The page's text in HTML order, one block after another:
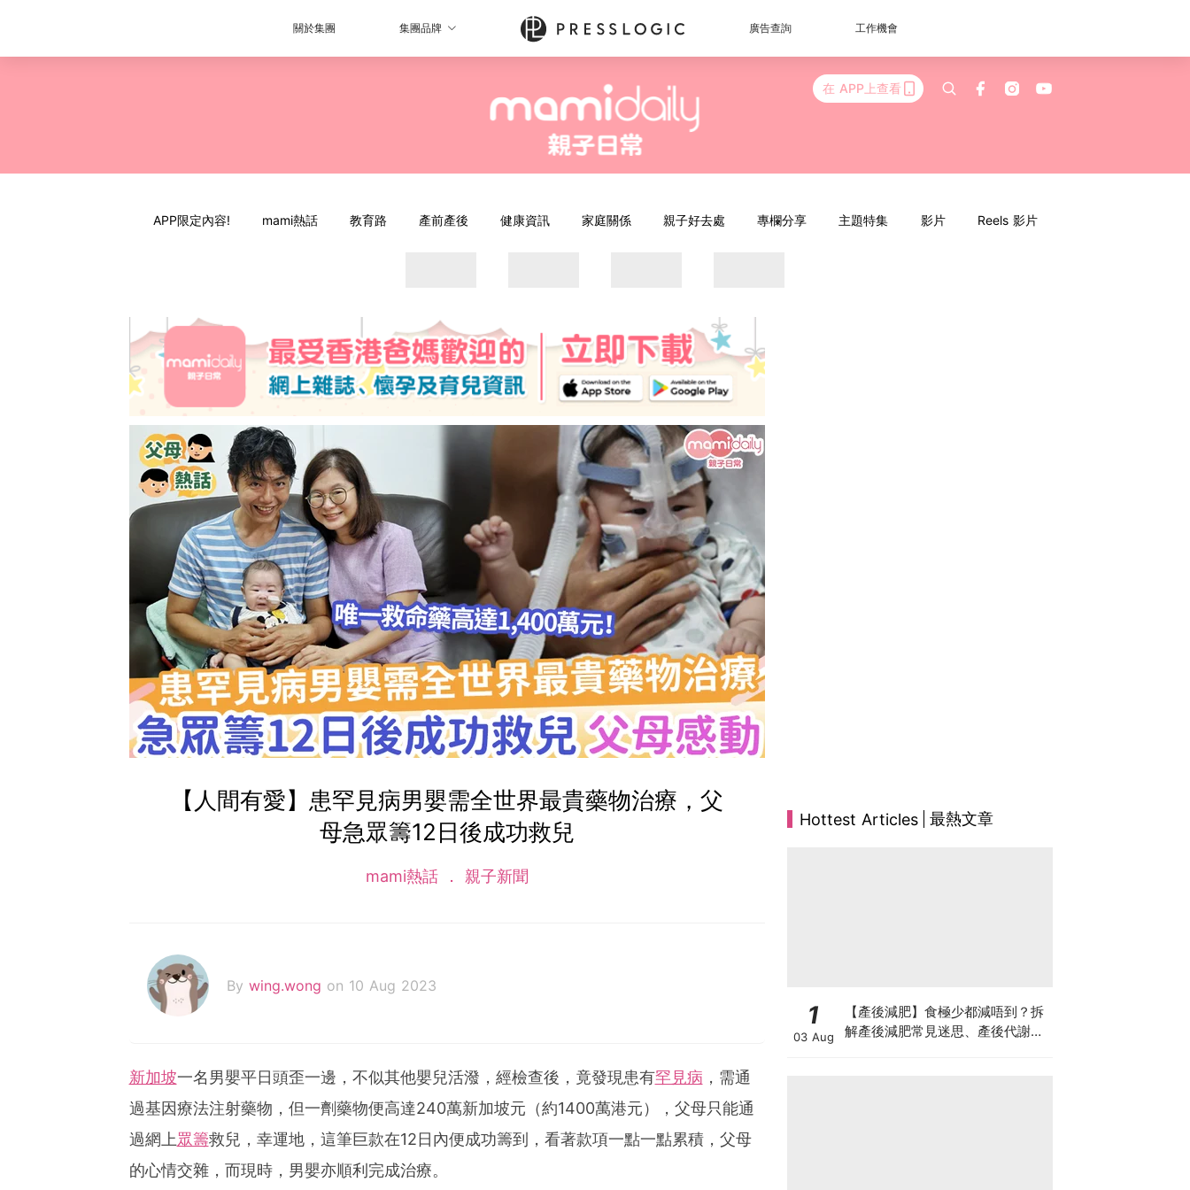
關於集團 集團品牌 廣告查詢 工作機會
在 APP上查看
APP限定內容! mami熱話 教育路 產前產後 健康資訊 家庭關係 親子好去處 專欄分享 主題特集 影片 Reels 影片
【人間有愛】患罕見病男嬰需全世界最貴藥物治療，父
母急眾籌12日後成功救兒
mami熱話 親子新聞
By wing.wong on 10 Aug 2023
新加坡一名男嬰平日頭歪一邊，不似其他嬰兒活潑，經檢查後，竟發現患有罕見病 ，需通
過基因療法注射藥物，但一劑藥物便高達240萬新加坡元（約1400萬港元），父母只能通
過網上眾籌救兒，幸運地，這筆巨款在12日內便成功籌到，看著款項一點一點累積，父母
的心情交雜，而現時，男嬰亦順利完成治療。
Hottest Articles 最熱文章
1
03 Aug
【產後減肥】食極少都減唔到？拆
解產後減肥常見迷思、產後代謝、